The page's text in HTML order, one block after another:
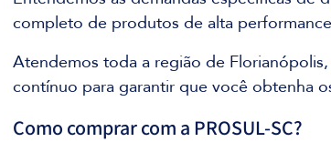
completo de produtos de alta
Atendemos toda a região de
contínuo para garantir que você obtenha
Como comprar com a PROSUL-SC?